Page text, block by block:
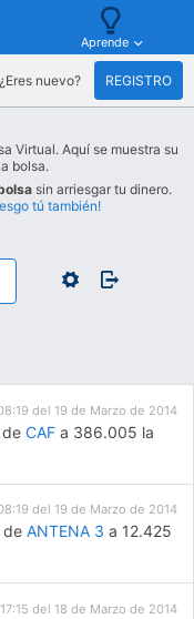
Aprende
¿Eres nuevo? REGISTRO
Virtual. Aquí se muestra su
bolsa.
sin arriesgar tu dinero.
tú también!
del 19 de Marzo de 2014
deCAF a 386.005 la
del 19 de Marzo de 2014
deANTENA 3 a 12.425
17:15 del 18 de Marzo de 2014